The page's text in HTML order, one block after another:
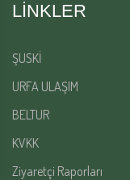
LINKLER
ŞUSKİ
URFA ULAŞIM
BELTUR
KVKK
Ziyaretçi Raporları